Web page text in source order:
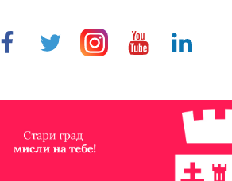
FacebookTwitterInstragramYoutubeLinkedin